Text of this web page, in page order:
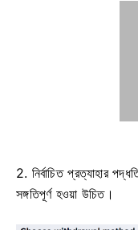
2. নির্বাচিত প্রত্যাহার
সঙ্গতিপূর্ণ হওয়া উচিত।